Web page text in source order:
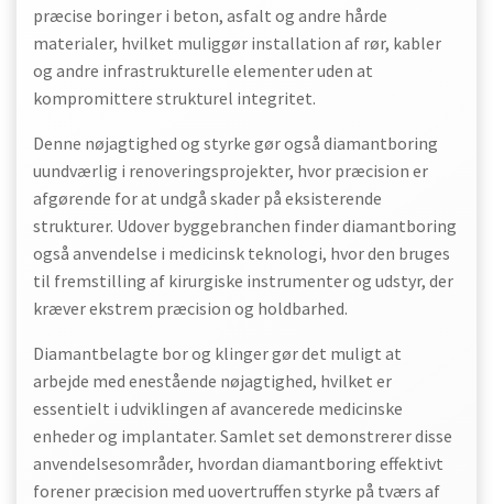
præcise boringer i beton, asfalt og andre hårde
materialer, hvilket muliggør installation af rør, kabler
og andre infrastrukturelle elementer uden at
kompromittere strukturel integritet.
Denne nøjagtighed og styrke gør også diamantboring
uundværlig i renoveringsprojekter, hvor præcision er
afgørende for at undgå skader på eksisterende
strukturer. Udover byggebranchen finder diamantboring
også anvendelse i medicinsk teknologi, hvor den bruges
til fremstilling af kirurgiske instrumenter og udstyr, der
kræver ekstrem præcision og holdbarhed.
Diamantbelagte bor og klinger gør det muligt at
arbejde med enestående nøjagtighed, hvilket er
essentielt i udviklingen af avancerede medicinske
enheder og implantater. Samlet set demonstrerer disse
anvendelsesområder, hvordan diamantboring effektivt
forener præcision med uovertruffen styrke på tværs af